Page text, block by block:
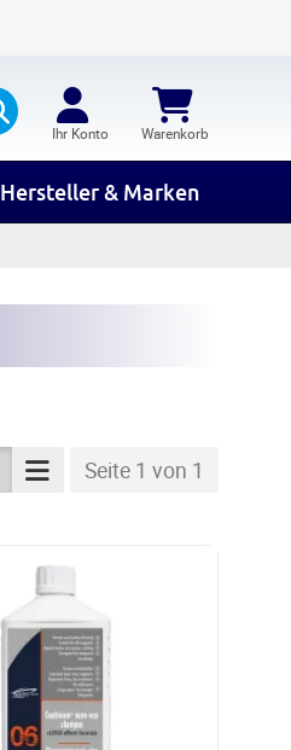
Warenkorb
Ihr Konto
Suchen
Hersteller & Marken
Seite 1 von 1